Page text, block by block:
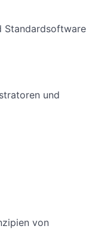
Standardsoftware
und
von